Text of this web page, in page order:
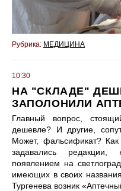
Рубрика: МЕДИЦИНА
10:30
НА "СКЛАДЕ"
ЗАПОЛОНИЛИ
Главный вопрос,
дешевле? И другие,
Может, фальсификат?
задавались
появлением на
имеющих в своих
Тургенева возник